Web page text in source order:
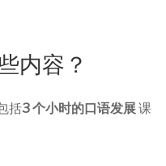
内容？
括3 个小时的口语发展课